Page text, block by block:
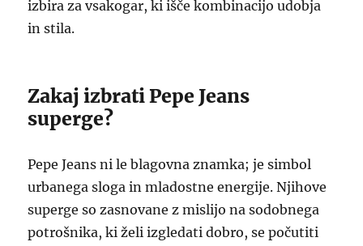
izbira za vsakogar, ki išče kombinacijo udobja
in stila.
Zakaj izbrati Pepe Jeans
superge?
Pepe Jeans ni le blagovna znamka; je simbol
urbanega sloga in mladostne energije. Njihove
superge so zasnovane z mislijo na sodobnega
potrošnika, ki želi izgledati dobro, se počutiti